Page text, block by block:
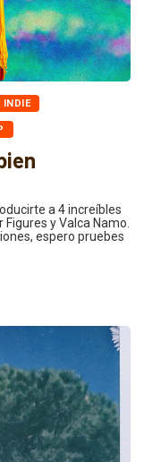
INDIE
a 4 increíbles
y Valca Namo.
espero pruebes